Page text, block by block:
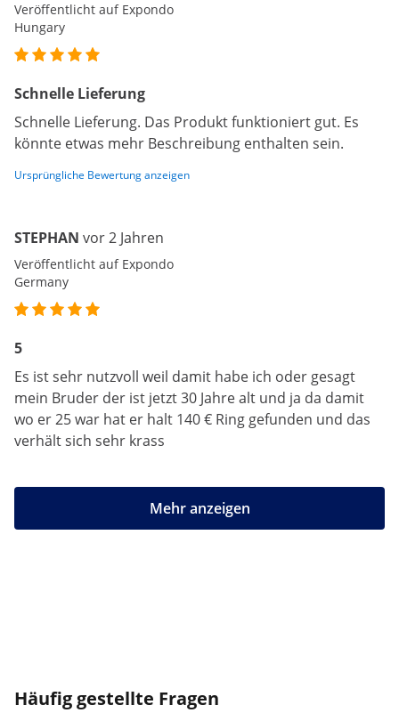
Veröffentlicht auf Expondo
Hungary
Schnelle Lieferung
Schnelle Lieferung. Das Produkt funktioniert gut. Es
könnte etwas mehr Beschreibung enthalten sein.
Ursprüngliche Bewertung anzeigen
STEPHAN vor 2 Jahren
Veröffentlicht auf Expondo
Germany
5
Es ist sehr nutzvoll weil damit habe ich oder gesagt
mein Bruder der ist jetzt 30 Jahre alt und ja da damit
wo er 25 war hat er halt 140 € Ring gefunden und das
verhält sich sehr krass
Mehr anzeigen
Häufig gestellte Fragen